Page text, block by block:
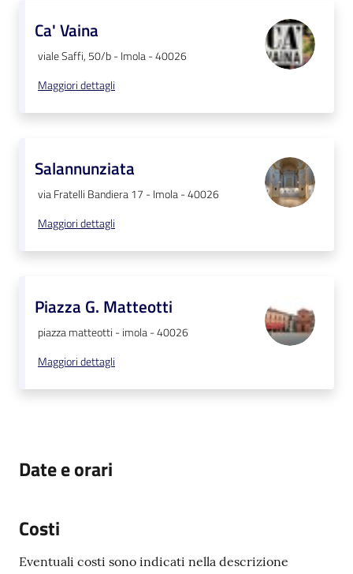
Ca' Vaina
viale Saffi, 50/b - Imola - 40026
Maggiori dettagli
Salannunziata
via Fratelli Bandiera 17 - Imola - 40026
Maggiori dettagli
Piazza G. Matteotti
piazza matteotti - imola - 40026
Maggiori dettagli
Date e orari
Costi
Eventuali costi sono indicati nella descrizione